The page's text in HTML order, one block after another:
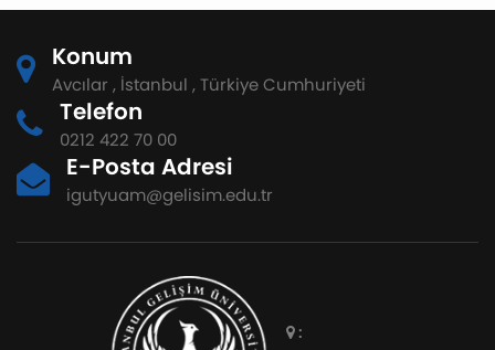
Konum
Avcılar , İstanbul , Türkiye Cumhuriyeti
Telefon
0212 422 70 00
E-Posta Adresi
igutyuam@gelisim.edu.tr
: